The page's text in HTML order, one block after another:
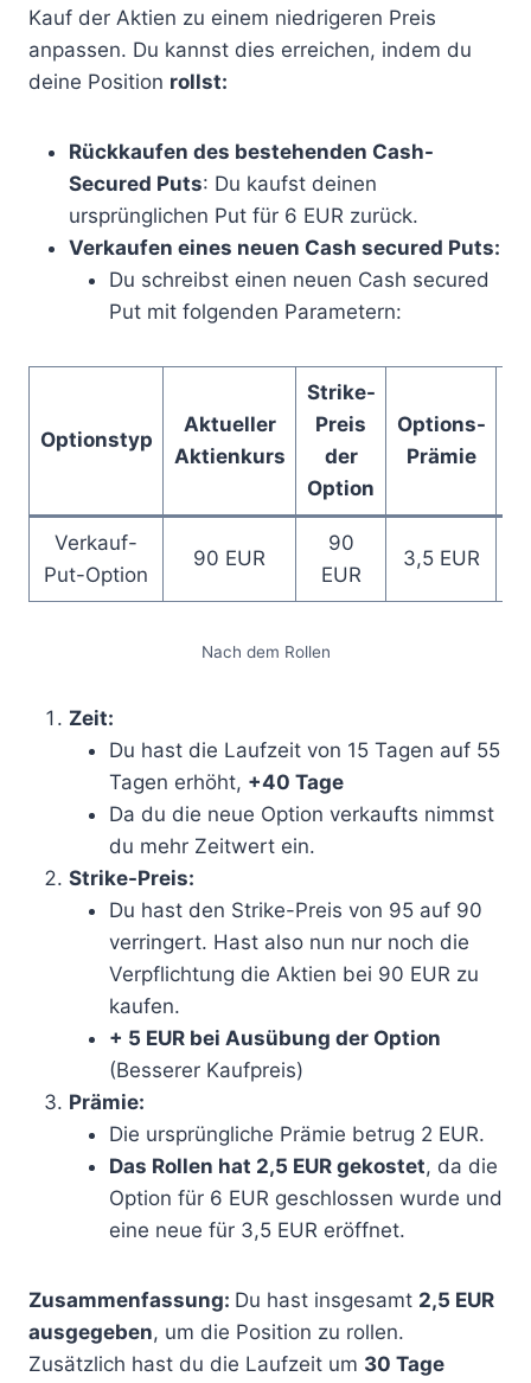
Kauf der Aktien zu einem niedrigeren Preis
anpassen. Du kannst dies erreichen, indem du
deine Position rollst:
Rückkaufen des bestehenden Cash-
Secured Puts: Du kaufst deinen
ursprünglichen Put für 6 EUR zurück.
Verkaufen eines neuen Cash secured Puts:
Du schreibst einen neuen Cash secured
Put mit folgenden Parametern:
Optionstyp
Aktueller
Aktienkurs
Strike-
Preis
der
Option
Options-
Prämie
Verkauf-
Put-Option
90 EUR
90
EUR
3,5 EUR
Nach dem Rollen
Zeit:
Du hast die Laufzeit von 15 Tagen auf 55
Tagen erhöht, +40 Tage
Da du die neue Option verkaufts nimmst
du mehr Zeitwert ein.
Strike-Preis:
Du hast den Strike-Preis von 95 auf 90
verringert. Hast also nun nur noch die
Verpflichtung die Aktien bei 90 EUR zu
kaufen.
+ 5 EUR bei Ausübung der Option
(Besserer Kaufpreis)
Prämie:
Die ursprüngliche Prämie betrug 2 EUR.
Das Rollen hat 2,5 EUR gekostet, da die
Option für 6 EUR geschlossen wurde und
eine neue für 3,5 EUR eröffnet.
Zusammenfassung: Du hast insgesamt 2,5 EUR
ausgegeben, um die Position zu rollen.
Zusätzlich hast du die Laufzeit um 30 Tage